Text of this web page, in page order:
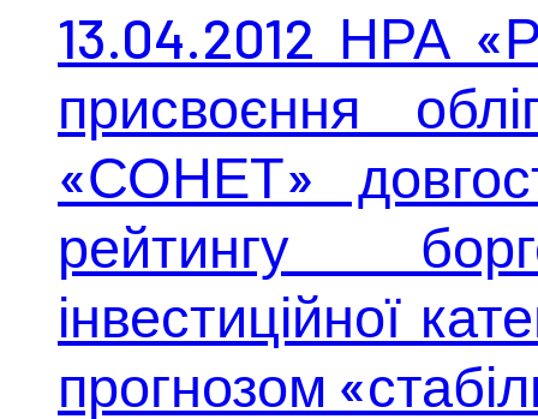
13.04.2012 НРА
присвоєння
«СОНЕТ»
рейтингу
інвестиційної
прогнозом